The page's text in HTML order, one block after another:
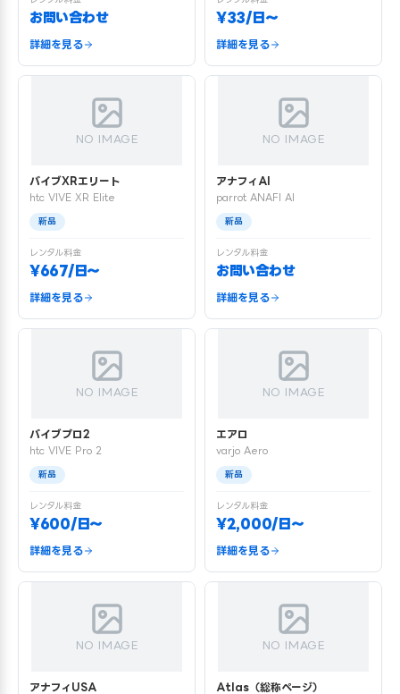
お問い合わせ
詳細を見る
¥33/日〜
詳細を見る
NO IMAGE
バイブXRエリート
htc VIVE XR Elite
新品
レンタル料金
¥667/日〜
詳細を見る
NO IMAGE
アナフィAI
parrot ANAFI AI
新品
レンタル料金
お問い合わせ
詳細を見る
NO IMAGE
バイブプロ2
htc VIVE Pro 2
新品
レンタル料金
¥600/日〜
詳細を見る
NO IMAGE
エアロ
varjo Aero
新品
レンタル料金
¥2,000/日〜
詳細を見る
NO IMAGE
アナフィUSA
NO IMAGE
Atlas（総称ページ）